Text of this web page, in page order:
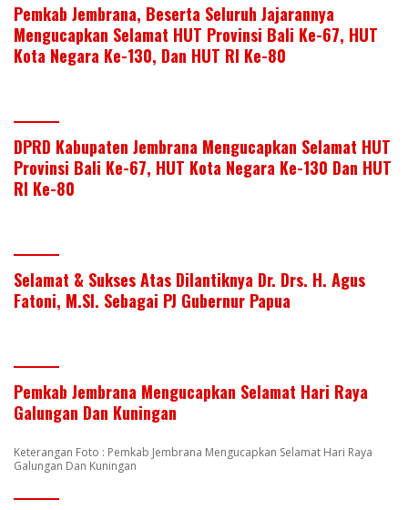
Pemkab Jembrana, Beserta Seluruh Jajarannya
Mengucapkan Selamat HUT Provinsi Bali Ke-67, HUT
Kota Negara Ke-130, Dan HUT RI Ke-80
DPRD Kabupaten Jembrana Mengucapkan Selamat HUT
Provinsi Bali Ke-67, HUT Kota Negara Ke-130 Dan HUT
RI Ke-80
Selamat & Sukses Atas Dilantiknya Dr. Drs. H. Agus
Fatoni, M.SI. Sebagai PJ Gubernur Papua
Pemkab Jembrana Mengucapkan Selamat Hari Raya
Galungan Dan Kuningan
Keterangan Foto : Pemkab Jembrana Mengucapkan Selamat Hari Raya
Galungan Dan Kuningan